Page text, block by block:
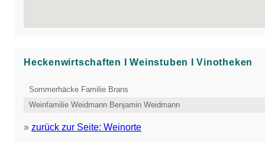
Heckenwirtschaften Ι Weinstuben Ι Vinotheken
Sommerhäcke Familie Brans
Weinfamilie Weidmann Benjamin Weidmann
» zurück zur Seite: Weinorte